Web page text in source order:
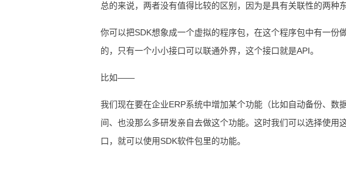
总的来说，两者没有值得比较的区别，因为是具有关联性的两种东
你可以把SDK想象成一个虚拟的程序包，在这个程序包中有一份
的，只有一个小小接口可以联通外界，这个接口就是API。
比如——
我们现在要在企业ERP系统中增加某个功能（比如自动备份、数
间、也没那么多研发亲自去做这个功能。这时我们可以选择使用
口，就可以使用SDK软件包里的功能。